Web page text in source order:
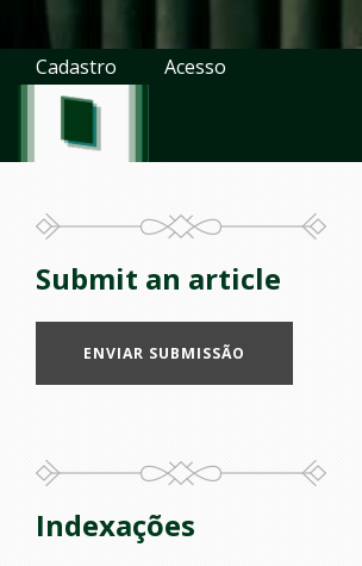
Cadastro Acesso
Submit an article
ENVIAR SUBMISSÃO
Indexações